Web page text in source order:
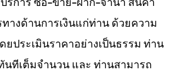
างด้านการเงินแก่ท่าน ด้วยความ
ยประเมินราคาอย่างเป็นธรรม ท่าน
นทีเต็มจำนวน และ ท่านสามารถ